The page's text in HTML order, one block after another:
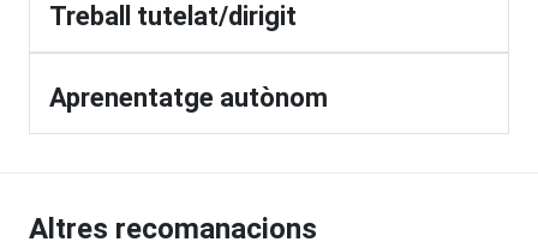
Treball tutelat/dirigit
Aprenentatge autònom
Altres recomanacions